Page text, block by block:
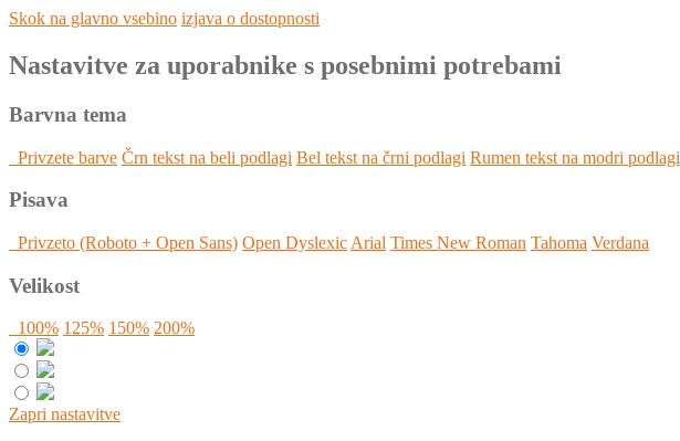
Skok na glavno vsebino izjava o dostopnosti
Nastavitve za uporabnike s posebnimi potrebami
Barvna tema
Privzete barve Črn tekst na beli podlagi Bel tekst na črni podlagi Rumen tekst na modri podlagi
Pisava
Privzeto (Roboto + Open Sans) Open Dyslexic Arial Times New Roman Tahoma Verdana
Velikost
100% 125% 150% 200%
Zapri nastavitve